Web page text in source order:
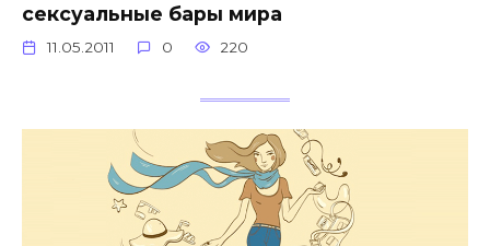
сексуальные бары мира
11.05.2011 0 220